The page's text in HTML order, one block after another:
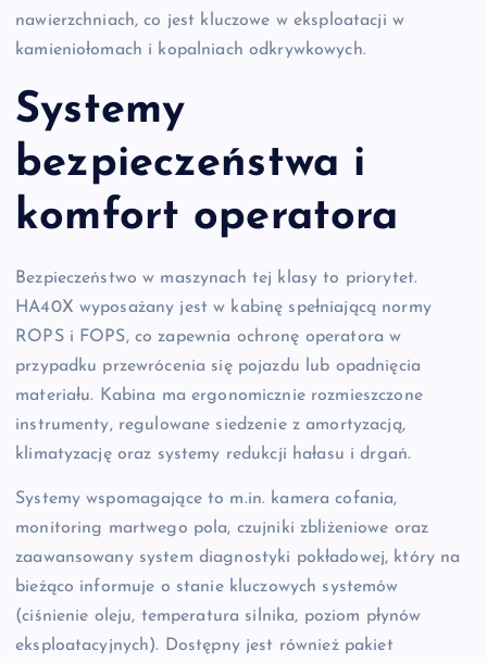
nawierzchniach, co jest kluczowe w eksploatacji w
kamieniołomach i kopalniach odkrywkowych.
Systemy
bezpieczeństwa i
komfort operatora
Bezpieczeństwo w maszynach tej klasy to priorytet.
HA40X wyposażany jest w kabinę spełniającą normy
ROPS i FOPS, co zapewnia ochronę operatora w
przypadku przewrócenia się pojazdu lub opadnięcia
materiału. Kabina ma ergonomicznie rozmieszczone
instrumenty, regulowane siedzenie z amortyzacją,
klimatyzację oraz systemy redukcji hałasu i drgań.
Systemy wspomagające to m.in. kamera cofania,
monitoring martwego pola, czujniki zbliżeniowe oraz
zaawansowany system diagnostyki pokładowej, który na
bieżąco informuje o stanie kluczowych systemów
(ciśnienie oleju, temperatura silnika, poziom płynów
eksploatacyjnych). Dostępny jest również pakiet